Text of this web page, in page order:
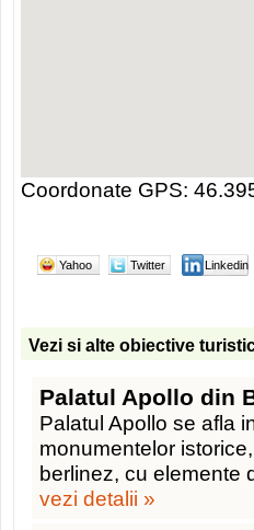
Coordonate GPS:
Yahoo Twitter Linkedin
Vezi si alte obiective
Palatul Apollo din
Palatul Apollo se afla
monumentelor
berlinez, cu elemente
vezi detalii »